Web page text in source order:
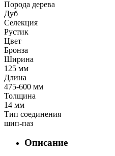
Порода дерева
Дуб
Селекция
Рустик
Цвет
Бронза
Ширина
125 мм
Длина
475-600 мм
Толщина
14 мм
Тип соединения
шип-паз
Описание